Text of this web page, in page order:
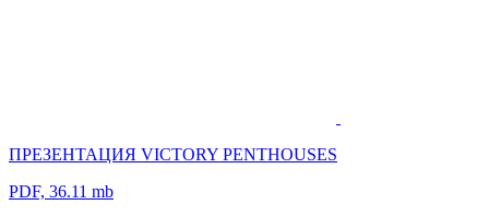
ПРЕЗЕНТАЦИЯ VICTORY PENTHOUSES
PDF, 36.11 mb